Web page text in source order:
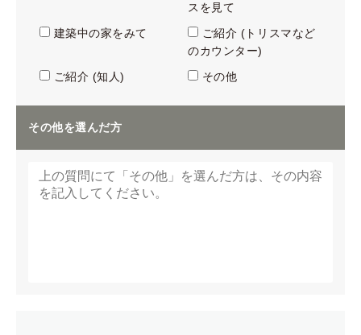
スを見て
建築中の家をみて
ご紹介 (トリスマなど
のカウンター)
ご紹介 (知人)
その他
その他を選んだ方